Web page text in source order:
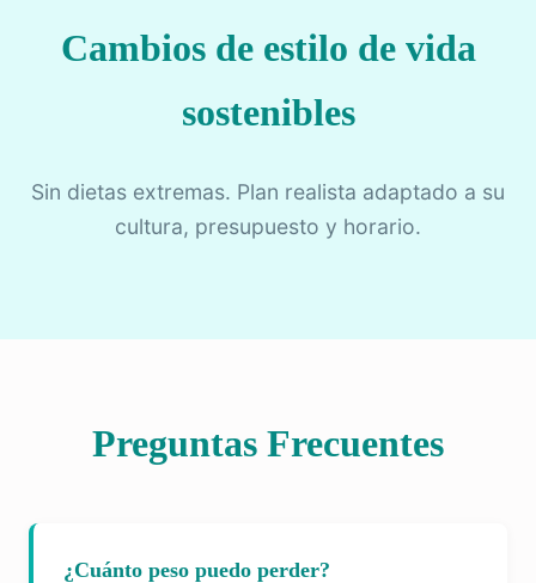
Cambios de estilo de vida
sostenibles
Sin dietas extremas. Plan realista adaptado a su
cultura, presupuesto y horario.
Preguntas Frecuentes
¿Cuánto peso puedo perder?